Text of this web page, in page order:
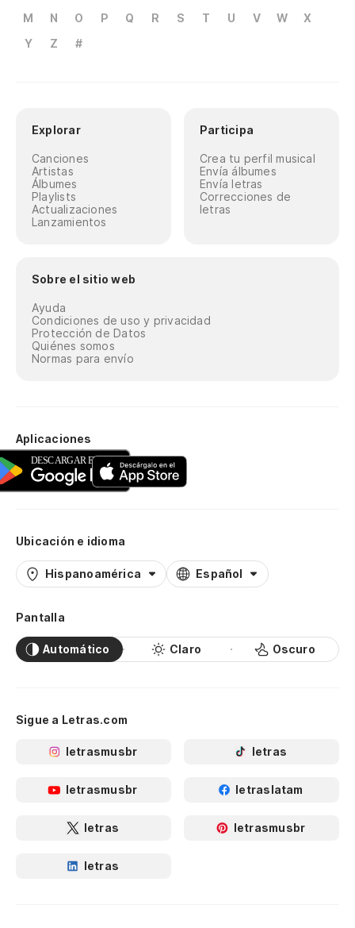
M
N O P Q R S T U V W
X
Y
Z #
Explorar
Canciones
Artistas
Álbumes
Playlists
Actualizaciones
Lanzamientos
Participa
Crea tu perfil musical
Envía álbumes
Envía letras
Correcciones de
letras
Sobre el sitio web
Ayuda
Condiciones de uso y privacidad
Protección de Datos
Quiénes somos
Normas para envío
Aplicaciones
Ubicación e idioma
Hispanoamérica Español
Pantalla
Automático Claro Oscuro
Sigue a Letras.com
letrasmusbr letras
letrasmusbr letraslatam
letras letrasmusbr
letras